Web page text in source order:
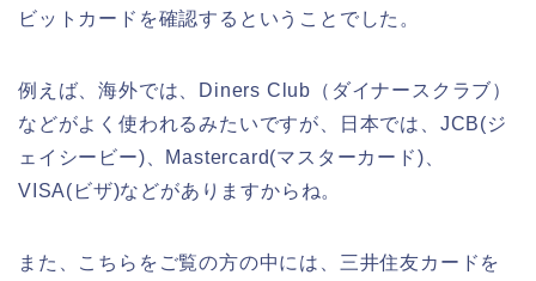
ビットカードを確認するということでした。
例えば、海外では、Diners Club（ダイナースクラブ）
などがよく使われるみたいですが、日本では、JCB(ジ
ェイシービー)、Mastercard(マスターカード)、
VISA(ビザ)などがありますからね。
また、こちらをご覧の方の中には、三井住友カードを